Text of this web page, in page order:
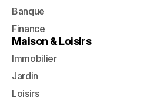
Banque
Finance
Maison & Loisirs
Immobilier
Jardin
Loisirs